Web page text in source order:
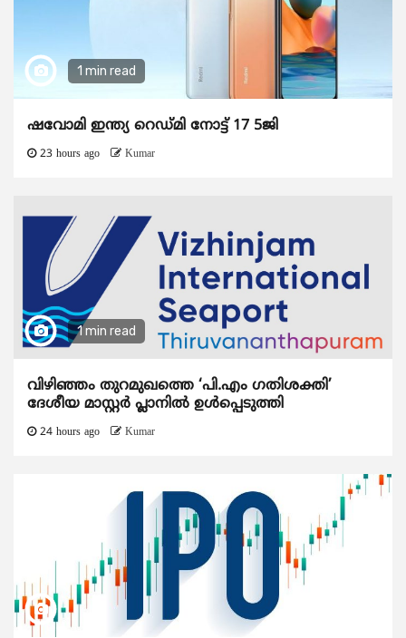
1 min read
ഷവോമി ഇന്ത്യ റെഡ്മി നോട്ട് 17 5ജി
23 hours ago Kumar
1 min read
വിഴിഞ്ഞം തുറമുഖത്തെ ‘പി.എം ഗതിശക്തി’
ദേശീയ മാസ്റ്റർ പ്ലാനിൽ ഉൾപ്പെടുത്തി
24 hours ago Kumar